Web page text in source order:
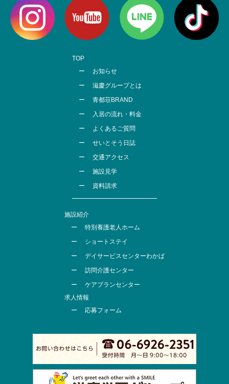
TOP
お知らせ
滋慶グループとは
青都荘BRAND
入居の流れ・料金
よくあるご質問
せいとそう日誌
交通アクセス
施設見学
資料請求
施設紹介
特別養護老人ホーム
ショートステイ
デイサービスセンターわかば
訪問介護センター
ケアプランセンター
求人情報
応募フォーム